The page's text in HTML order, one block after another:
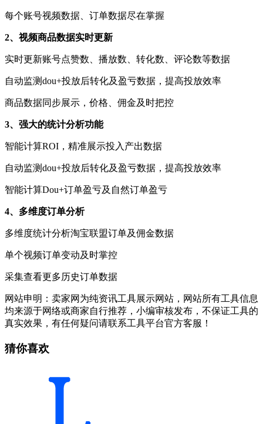
每个账号视频数据、订单数据尽在掌握
2、视频商品数据实时更新
实时更新账号点赞数、播放数、转化数、评论数等数据
自动监测dou+投放后转化及盈亏数据，提高投放效率
商品数据同步展示，价格、佣金及时把控
3、强大的统计分析功能
智能计算ROI，精准展示投入产出数据
自动监测dou+投放后转化及盈亏数据，提高投放效率
智能计算Dou+订单盈亏及自然订单盈亏
4、多维度订单分析
多维度统计分析淘宝联盟订单及佣金数据
单个视频订单变动及时掌控
采集查看更多历史订单数据
网站申明：卖家网为纯资讯工具展示网站，网站所有工具信息
均来源于网络或商家自行推荐，小编审核发布，不保证工具的
真实效果，有任何疑问请联系工具平台官方客服！
猜你喜欢